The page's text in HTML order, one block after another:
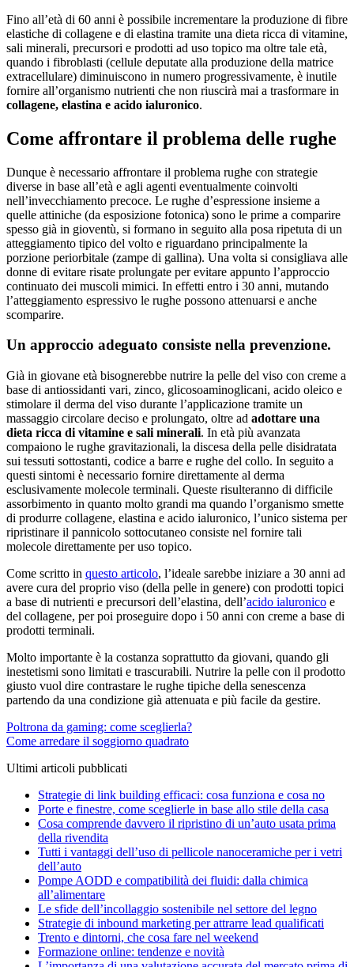
Fino all’età di 60 anni è possibile incrementare la produzione di fibre
elastiche di collagene e di elastina tramite una dieta ricca di vitamine,
sali minerali, precursori e prodotti ad uso topico ma oltre tale età,
quando i fibroblasti (cellule deputate alla produzione della matrice
extracellulare) diminuiscono in numero progressivamente, è inutile
fornire all’organismo nutrienti che non riuscirà mai a trasformare in
collagene, elastina e acido ialuronico.
Come affrontare il problema delle rughe
Dunque è necessario affrontare il problema rughe con strategie
diverse in base all’età e agli agenti eventualmente coinvolti
nell’invecchiamento precoce. Le rughe d’espressione insieme a
quelle attiniche (da esposizione fotonica) sono le prime a comparire
spesso già in gioventù, si formano in seguito alla posa ripetuta di un
atteggiamento tipico del volto e riguardano principalmente la
porzione periorbitale (zampe di gallina). Una volta si consigliava alle
donne di evitare risate prolungate per evitare appunto l’approccio
continuato dei muscoli mimici. In effetti entro i 30 anni, mutando
l’atteggiamento espressivo le rughe possono attenuarsi e anche
scomparire.
Un approccio adeguato consiste nella prevenzione.
Già in giovane età bisognerebbe nutrire la pelle del viso con creme a
base di antiossidanti vari, zinco, glicosoaminoglicani, acido oleico e
stimolare il derma del viso durante l’applicazione tramite un
massaggio circolare deciso e prolungato, oltre ad adottare una
dieta ricca di vitamine e sali minerali. In età più avanzata
compaiono le rughe gravitazionali, la discesa della pelle disidratata
sui tessuti sottostanti, codice a barre e rughe del collo. In seguito a
questi sintomi è necessario fornire direttamente al derma
esclusivamente molecole terminali. Queste risulteranno di difficile
assorbimento in quanto molto grandi ma quando l’organismo smette
di produrre collagene, elastina e acido ialuronico, l’unico sistema per
ripristinare il pannicolo sottocutaneo consiste nel fornire tali
molecole direttamente per uso topico.
Come scritto in questo articolo, l’ideale sarebbe iniziare a 30 anni ad
avere cura del proprio viso (della pelle in genere) con prodotti topici
a base di nutrienti e precursori dell’elastina, dell’acido ialuronico e
del collagene, per poi proseguire dopo i 50 anni con creme a base di
prodotti terminali.
Molto importante è la costanza soprattutto da giovani, quando gli
inestetismi sono limitati e trascurabili. Nutrire la pelle con il prodotto
giusto vuol dire contrastare le rughe tipiche della senescenza
partendo da una condizione già attenuata e più facile da gestire.
Navigazione
articoli
Poltrona da gaming: come sceglierla?
Come arredare il soggiorno quadrato
Ultimi articoli pubblicati
Strategie di link building efficaci: cosa funziona e cosa no
Porte e finestre, come sceglierle in base allo stile della casa
Cosa comprende davvero il ripristino di un’auto usata prima
della rivendita
Tutti i vantaggi dell’uso di pellicole nanoceramiche per i vetri
dell’auto
Pompe AODD e compatibilità dei fluidi: dalla chimica
all’alimentare
Le sfide dell’incollaggio sostenibile nel settore del legno
Strategie di inbound marketing per attrarre lead qualificati
Trento e dintorni, che cosa fare nel weekend
Formazione online: tendenze e novità